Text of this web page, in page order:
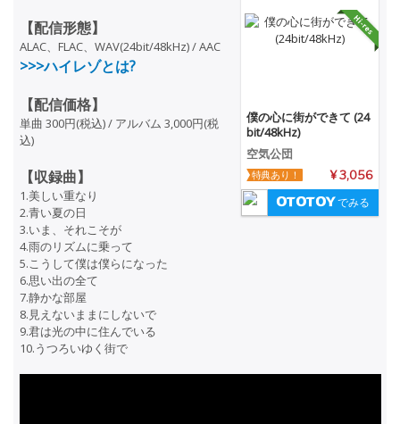
僕の心に街ができて (24
bit/48kHz)
空気公団
¥ 3,056
特典あり！
でみる
【配信形態】
ALAC、FLAC、WAV(24bit/48kHz) / AAC
>>>ハイレゾとは?
【配信価格】
単曲 300円(税込) / アルバム 3,000円(税
込)
【収録曲】
1.美しい重なり
2.青い夏の日
3.いま、それこそが
4.雨のリズムに乗って
5.こうして僕は僕らになった
6.思い出の全て
7.静かな部屋
8.見えないままにしないで
9.君は光の中に住んでいる
10.うつろいゆく街で